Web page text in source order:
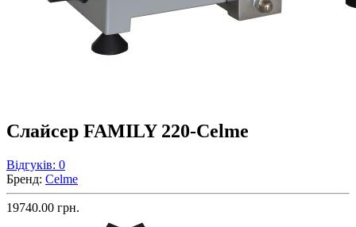
Слайсер FAMILY 220-Celme
Відгуків: 0
Бренд: Celme
19740.00 грн.